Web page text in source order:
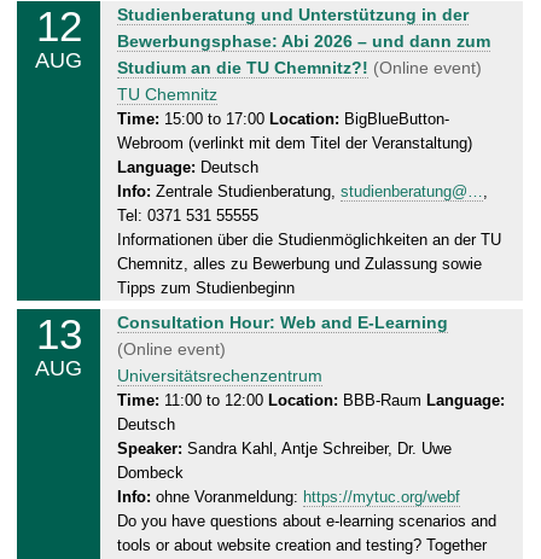
0
8
.
2
0
2
6
12
AUG
W
e
d
n
e
s
d
a
y
1
.
0
8
2
0
2
6
Studienberatung und Unterstützung in der
Bewerbungsphase: Abi 2026 – und dann zum
Studium an die TU Chemnitz?! (Online event)
TU Chemnitz
Time: 15:00 to 17:00 Location: BigBlueButton-
Webroom (verlinkt mit dem Titel der Veranstaltung)
Language: Deutsch
Info: Zentrale Studienberatung, studienberatung@…,
Tel: 0371 531 55555
Informationen über die Studienmöglichkeiten an der TU
Chemnitz, alles zu Bewerbung und Zulassung sowie
Tipps zum Studienbeginn
13
AUG
T
h
u
r
s
d
a
y
Consultation Hour: Web and E-Learning
(Online event)
Universitätsrechenzentrum
Time: 11:00 to 12:00 Location: BBB-Raum Language:
Deutsch
Speaker: Sandra Kahl, Antje Schreiber, Dr. Uwe
Dombeck
Info: ohne Voranmeldung: https://mytuc.org/webf
Do you have questions about e-learning scenarios and
tools or about website creation and testing? Together